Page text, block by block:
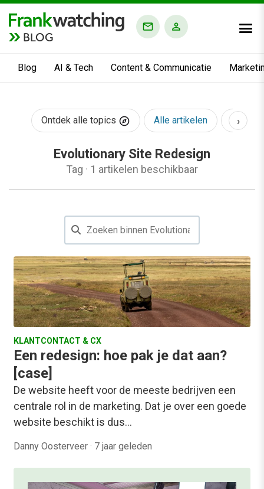
BLOG
Blog AI & Tech Content & Communicatie
Ontdek alle topics Alle artikelen AI &
›
Evolutionary Site Redesign
Tag · 1 artikelen beschikbaar
KLANTCONTACT & CX
Een redesign: hoe pak je dat aan?
[case]
De website heeft voor de meeste bedrijven een
centrale rol in de marketing. Dat je over een goede
website beschikt is dus…
Danny Oosterveer · 7 jaar geleden